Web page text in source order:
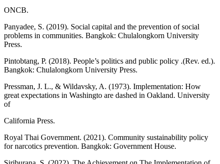
ONCB.
Panyadee, S. (2019). Social capital and the prevention of social
problems in communities. Bangkok: Chulalongkorn University
Press.
Pintobtang, P. (2018). People’s politics and public policy .(Rev. ed.).
Bangkok: Chulalongkorn University Press.
Pressman, J. L., & Wildavsky, A. (1973). Implementation: How
great expectations in Washingto are dashed in Oakland. University
of
California Press.
Royal Thai Government. (2021). Community sustainability policy
for narcotics prevention. Bangkok: Government House.